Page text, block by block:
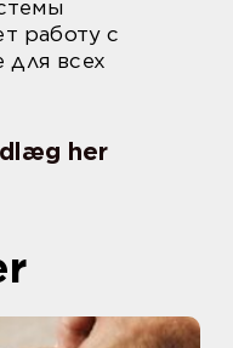
работу с
всех
her